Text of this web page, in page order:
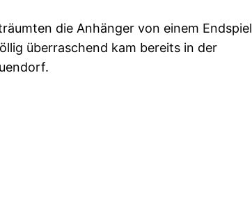
die Anhänger von einem Endspiel
überraschend kam bereits in der